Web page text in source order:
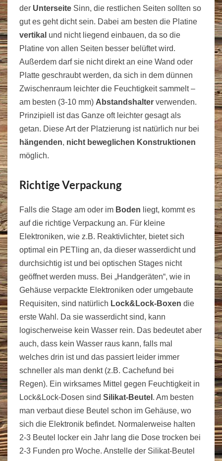
der Unterseite Sinn, die restlichen Seiten sollten so
gut es geht dicht sein. Dabei am besten die Platine
vertikal und nicht liegend einbauen, da so die
Platine von allen Seiten besser belüftet wird.
Außerdem darf sie nicht direkt an eine Wand oder
Platte geschraubt werden, da sich in dem dünnen
Zwischenraum leichter die Feuchtigkeit sammelt –
am besten (3-10 mm) Abstandshalter verwenden.
Prinzipiell ist das Ganze oft leichter gesagt als
getan. Diese Art der Platzierung ist natürlich nur bei
hängenden, nicht beweglichen Konstruktionen
möglich.
Richtige Verpackung
Falls die Stage am oder im Boden liegt, kommt es
auf die richtige Verpackung an. Für kleine
Elektroniken, wie z.B. Reaktivlichter, bietet sich
optimal ein PETling an, da dieser wasserdicht und
durchsichtig ist und bei optischen Stages nicht
geöffnet werden muss. Bei „Handgeräten“, wie in
Gehäuse verpackte Elektroniken oder umgebaute
Requisiten, sind natürlich Lock&Lock-Boxen die
erste Wahl. Da sie wasserdicht sind, kann
logischerweise kein Wasser rein. Das bedeutet aber
auch, dass kein Wasser raus kann, falls mal
welches drin ist und das passiert leider immer
schneller als man denkt (z.B. Cachefund bei
Regen). Ein wirksames Mittel gegen Feuchtigkeit in
Lock&Lock-Dosen sind Silikat-Beutel . Am besten
man verbaut diese Beutel schon im Gehäuse, wo
sich die Elektronik befindet. Normalerweise halten
2-3 Beutel locker ein Jahr lang die Dose trocken bei
2-3 Funden pro Woche. Anstelle der Silikat-Beutel